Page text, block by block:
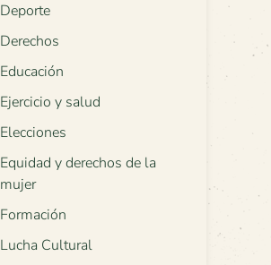
Deporte
Derechos
Educación
Ejercicio y salud
Elecciones
Equidad y derechos de la
mujer
Formación
Lucha Cultural